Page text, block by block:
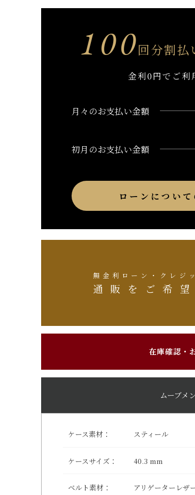
100回分割払
金利0円でご利
月々のお支払い金額
初月のお支払い金額
ローンについ
無金利ローン・クレジ
通販をご希
在庫確認・
ムーブメ
ケース素材： スティール
ケースサイズ： 40.3 mm
ベルト素材： アリゲーターレザ